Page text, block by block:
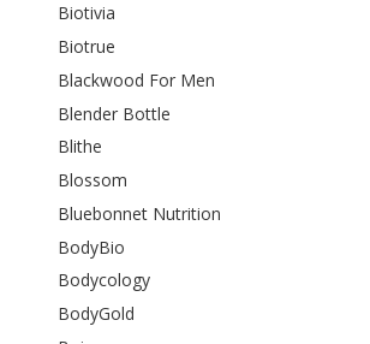
Biotivia
Biotrue
Blackwood For Men
Blender Bottle
Blithe
Blossom
Bluebonnet Nutrition
BodyBio
Bodycology
BodyGold